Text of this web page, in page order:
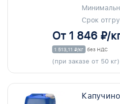
Срок
От 1 846 ₽/
1 513,11 ₽/кг без НДС
(при заказе от 50 кг)